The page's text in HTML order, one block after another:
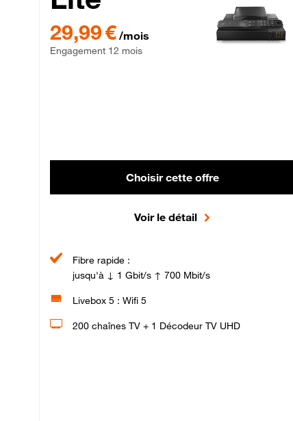
29,99 € par mois , Engagement 12 mois
29,99 € /mois
Engagement 12 mois
Choisir cette offre
Voir le détail
Fibre rapide :
jusqu'à ↓ 1 Gbit/s ↑ 700 Mbit/s
Livebox 5 : Wifi 5
200 chaînes TV + 1 Décodeur TV UHD